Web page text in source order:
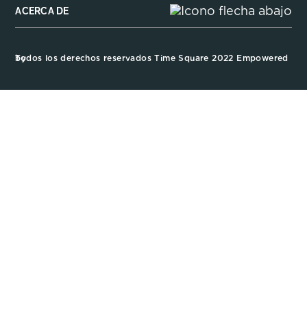
ACERCA DE
Todos los derechos reservados Time Square 2022 Empowered by